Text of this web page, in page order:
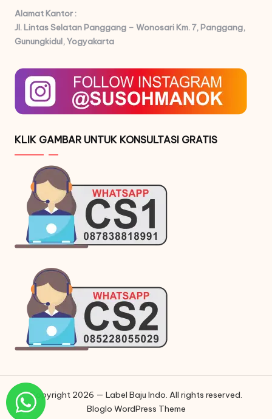
Alamat Kantor :
Jl. Lintas Selatan Panggang – Wonosari Km. 7, Panggang,
Gunungkidul, Yogyakarta
KLIK GAMBAR UNTUK KONSULTASI GRATIS
Copyright 2026 — Label Baju Indo. All rights reserved.
Bloglo WordPress Theme
Phone
Phone
WhatsApp
Instagram